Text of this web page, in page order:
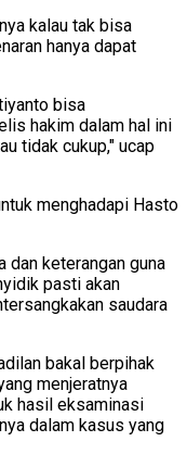
kalau tak bisa
hanya dapat
bisa
hakim dalam hal ini
tidak cukup," ucap
menghadapi Hasto
dan keterangan guna
pasti akan
saudara
bakal berpihak
menjeratnya
hasil eksaminasi
dalam kasus yang